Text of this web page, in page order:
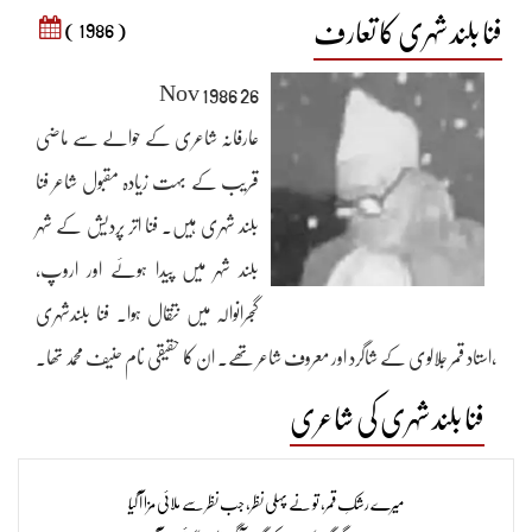
فنا بلند شہری کا تعارف ( 1986 )
26 Nov 1986
عارفانہ شاعری کے حوالے سے ماضی
قریب کے بہت زیادہ مقبول شاعر فنا
بلند شہری ہیں. فنا اتر پردیش کے شہر
بلند شہر میں پیدا ہوئے اور اروپ،
گجرانوالہ میں نتقال ہوا۔ فنا بلندشہری
،استاد قمر جلالوی کے شاگرد اور معروف شاعر تھے۔ ان کا حقیقی نام حنیف محمد تھا۔
میرے رشک قمر ایک غزلیہ قوالی ہے جس کو فنا بلند شہری نے لکھا ہے اور مشہور
صوفی قوالی گلوکار نصرت فتح علی خان نے اس قوالی کی آہنگ سازی کی ہے۔ یہ
سب سے پہلے سنہ 1988ء کو منظر عام پر پیش کیا گیا۔ اس کے بعد اس کے بھتیجے
فنا بلند شہری کی شاعری
میرے رشکِ قمر، تو نے پہلی نظر، جب نظر سے ملائی مزا آ گیا